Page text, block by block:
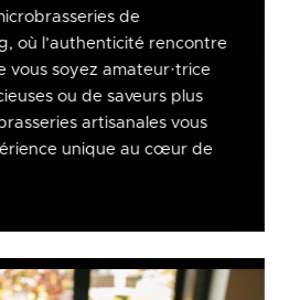
de
où l’authenticité rencontre
vous soyez amateur·trice
ou de saveurs plus
artisanales vous
unique au cœur de